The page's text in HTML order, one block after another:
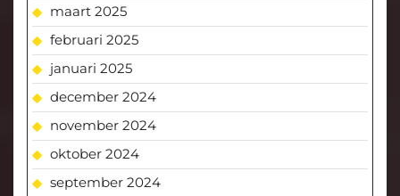
maart 2025
februari 2025
januari 2025
december 2024
november 2024
oktober 2024
september 2024